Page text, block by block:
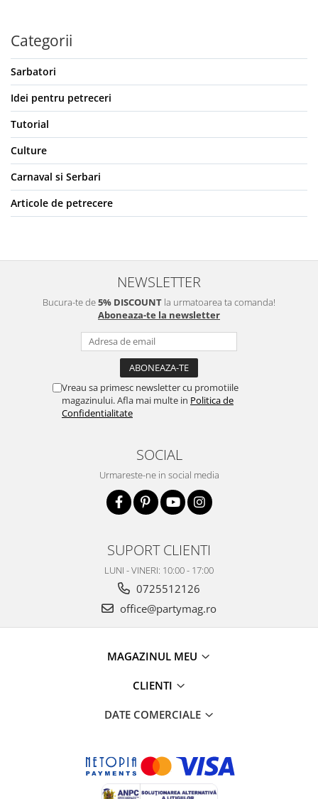
Categorii
Sarbatori
Idei pentru petreceri
Tutorial
Culture
Carnaval si Serbari
Articole de petrecere
NEWSLETTER
Bucura-te de5% DISCOUNT la urmatoarea ta comanda!
Aboneaza-te la newsletter
Vreau sa primesc newsletter cu promotiile
magazinului. Afla mai multe in Politica de
Confidentialitate
SOCIAL
Urmareste-ne in social media
SUPORT CLIENTI
LUNI - VINERI: 10:00 - 17:00
0725512126
office@partymag.ro
MAGAZINUL MEU
CLIENTI
DATE COMERCIALE